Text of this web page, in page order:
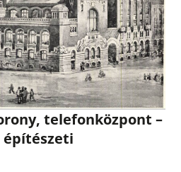
telefonközpont –
építészeti